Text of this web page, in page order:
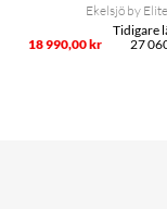
Ekelsjö by Elite
18 990,00 kr 27